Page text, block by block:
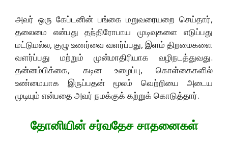
அவர் ஒரு கேப்டனின் பங்கை மறுவரையறை செய்தார்,
தலைமை என்பது தந்திரோபாய முடிவுகளை எடுப்பது
மட்டுமல்ல, குழு உணர்வை வளர்ப்பது, இளம் திறமைகளை
வளர்ப்பது மற்றும் முன்மாதிரியாக வழிநடத்துவது.
தன்னம்பிக்கை, கடின உழைப்பு, கொள்கைகளில்
உண்மையாக இருப்பதன் மூலம் வெற்றியை அடைய
முடியும் என்பதை அவர் நமக்குக் கற்றுக் கொடுத்தார்.
தோனியின் சர்வதேச சாதனைகள்